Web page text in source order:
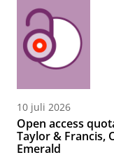
10 juli 2026
Open access
Taylor & Francis,
Emerald